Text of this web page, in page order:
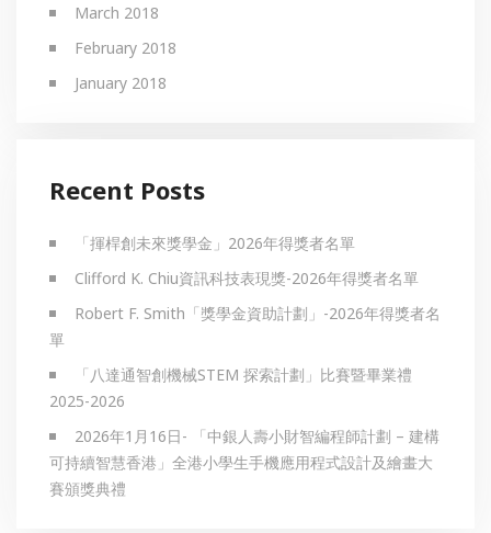
March 2018
February 2018
January 2018
Recent Posts
「揮桿創未來獎學金」2026年得獎者名單
Clifford K. Chiu資訊科技表現獎-2026年得獎者名單
Robert F. Smith「獎學金資助計劃」-2026年得獎者名
單
「八達通智創機械STEM 探索計劃」比賽暨畢業禮
2025-2026
2026年1月16日- 「中銀人壽小財智編程師計劃 – 建構
可持續智慧香港」全港小學生手機應用程式設計及繪畫大
賽頒獎典禮